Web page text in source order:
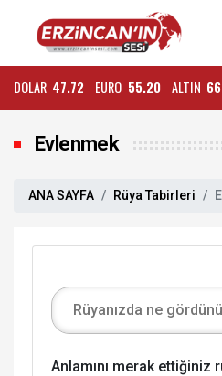
DOLAR 47.72 EURO 55.20 ALTIN
Evlenmek
ANA SAYFA Rüya Tabirleri
Anlamını merak ettiğiniz